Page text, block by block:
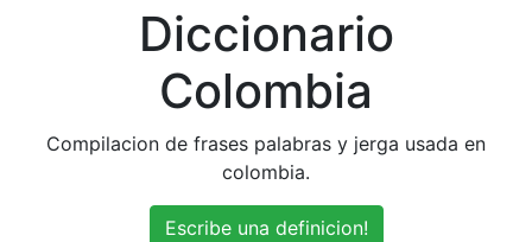
Diccionario
Colombia
Compilacion de frases palabras y jerga usada en
colombia.
Escribe una definicion!